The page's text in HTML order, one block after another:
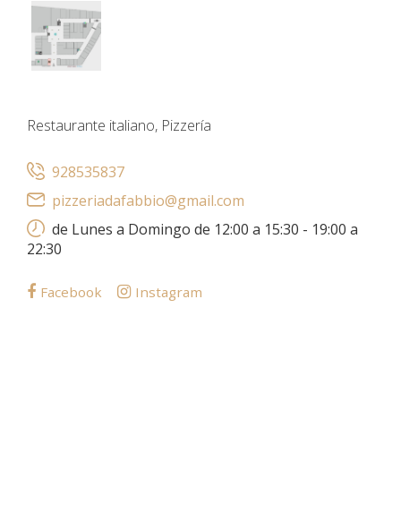
Restaurante italiano, Pizzería
928535837
pizzeriadafabbio@gmail.com
de Lunes a Domingo de 12:00 a 15:30 - 19:00 a
22:30
Facebook Instagram